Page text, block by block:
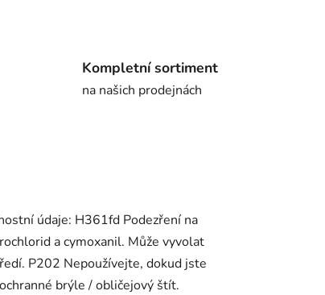
Kompletní sortiment
na našich prodejnách
údaje: H361fd Podezření na
a cymoxanil. Může vyvolat
P202 Nepoužívejte, dokud jste
brýle / obličejový štít.